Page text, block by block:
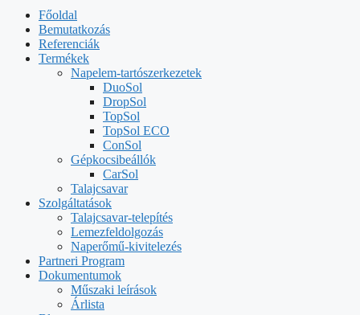
Főoldal
Bemutatkozás
Referenciák
Termékek
Napelem-tartószerkezetek
DuoSol
DropSol
TopSol
TopSol ECO
ConSol
Gépkocsibeállók
CarSol
Talajcsavar
Szolgáltatások
Talajcsavar-telepítés
Lemezfeldolgozás
Naperőmű-kivitelezés
Partneri Program
Dokumentumok
Műszaki leírások
Árlista